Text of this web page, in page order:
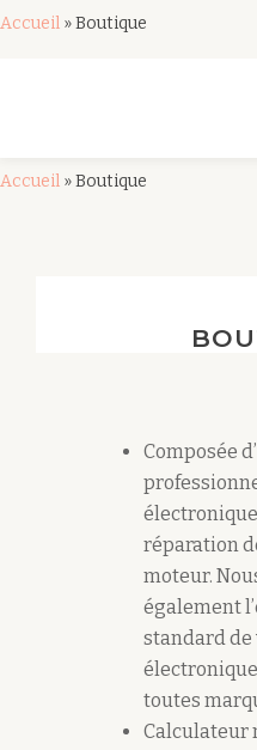
Accueil »Boutique
Accueil »Boutique
Composée
réparation
moteur.
également
standard de
toutes
Calculateur